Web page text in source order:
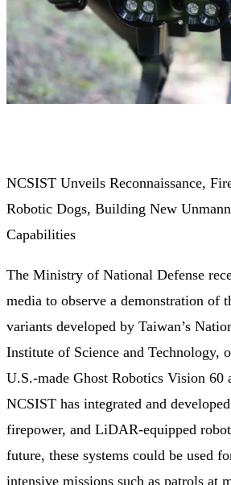
NCSIST Unveils Reconnaissance,
Robotic Dogs, Building New
Capabilities
The Ministry of National Defense
media to observe a demonstration of
variants developed by Taiwan’s
Institute of Science and Technology,
U.S.-made Ghost Robotics Vision 60
NCSIST has integrated and
firepower, and LiDAR-equipped
future, these systems could be used
intensive missions such as patrols at